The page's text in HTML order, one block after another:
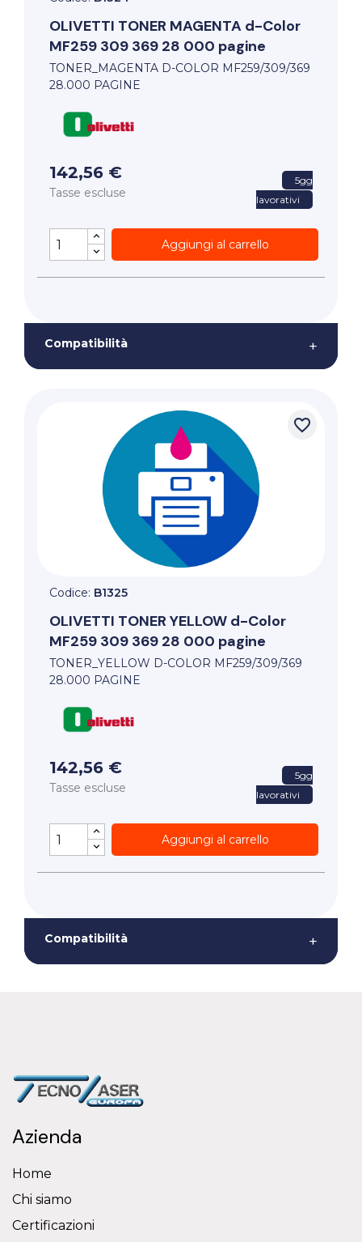
OLIVETTI TONER MAGENTA d-Color
MF259 309 369 28 000 pagine
TONER_MAGENTA D-COLOR MF259/309/369
28.000 PAGINE
142,56 €
Tasse escluse
5gg
lavorativi
Aggiungi al carrello
Compatibilità +
favorite_border
Codice: B1325
OLIVETTI TONER YELLOW d-Color
MF259 309 369 28 000 pagine
TONER_YELLOW D-COLOR MF259/309/369
28.000 PAGINE
142,56 €
Tasse escluse
5gg
lavorativi
Aggiungi al carrello
Compatibilità +
Azienda
Home
Chi siamo
Certificazioni